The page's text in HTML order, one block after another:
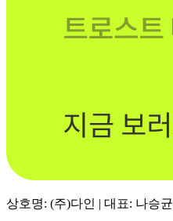
상호명: (주)다인 | 대표: 나승균